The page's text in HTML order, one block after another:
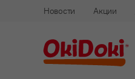
Новости Акции